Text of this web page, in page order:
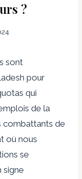
?
sont
pour
qui
de la
combattants de
où nous
se
signe